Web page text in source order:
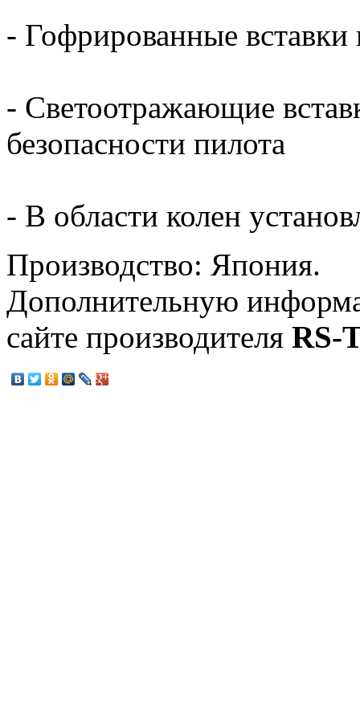
- Гофрированные вставки
- Светоотражающие
безопасности пилота
- В области колен
Производство: Япония.
Дополнительную
сайте производителя RS-